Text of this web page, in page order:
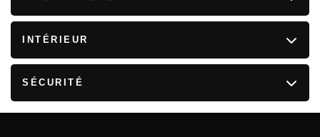
INTÉRIEUR
SÉCURITÉ